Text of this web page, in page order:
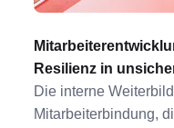
Resilienz in
Die interne
Mitarbeiterbindung,